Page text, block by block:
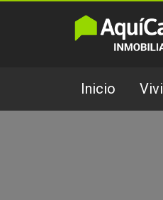
Inicio